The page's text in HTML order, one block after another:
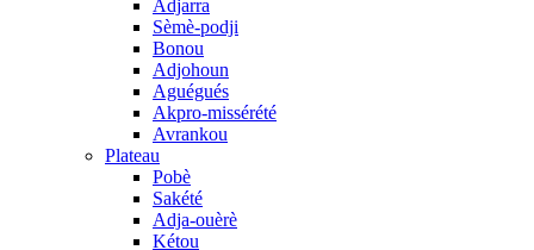
Adjarra
Sèmè-podji
Bonou
Adjohoun
Aguégués
Akpro-missérété
Avrankou
Plateau
Pobè
Sakété
Adja-ouèrè
Kétou